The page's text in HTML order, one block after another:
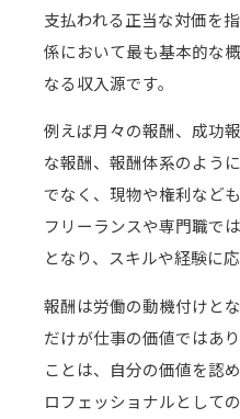
支払われる正当な対価を
係において最も基本的な
なる収入源です。
例えば月々の報酬、成功
な報酬、報酬体系のよう
でなく、現物や権利など
フリーランスや専門職で
となり、スキルや経験に
報酬は労働の動機付けと
だけが仕事の価値ではあ
ことは、自分の価値を認
ロフェッショナルとして